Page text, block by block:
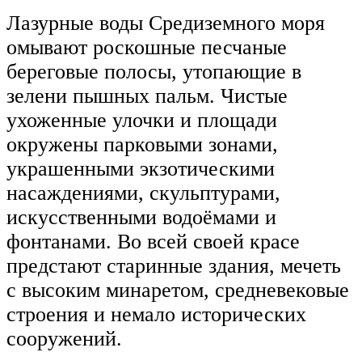
Лазурные воды Средиземного моря
омывают роскошные песчаные
береговые полосы, утопающие в
зелени пышных пальм. Чистые
ухоженные улочки и площади
окружены парковыми зонами,
украшенными экзотическими
насаждениями, скульптурами,
искусственными водоёмами и
фонтанами. Во всей своей красе
предстают старинные здания, мечеть
с высоким минаретом, средневековые
строения и немало исторических
сооружений.